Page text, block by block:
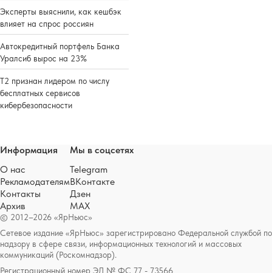
Эксперты выяснили, как кешбэк
влияет на спрос россиян
Автокредитный портфель Банка
Уралсиб вырос на 23%
Т2 признан лидером по числу
бесплатных сервисов
кибербезопасности
© 2012–2026 «ЯрНьюс»
Сетевое издание «ЯрНьюс» зарегистрировано Федеральной службой по
надзору в сфере связи, информационных технологий и массовых
коммуникаций (Роскомнадзор).
Регистрационный номер ЭЛ № ФС 77 - 73566
Информация
О нас
Рекламодателям
Контакты
Архив
Мы в соцсетях
Telegram
ВКонтакте
Дзен
MAX